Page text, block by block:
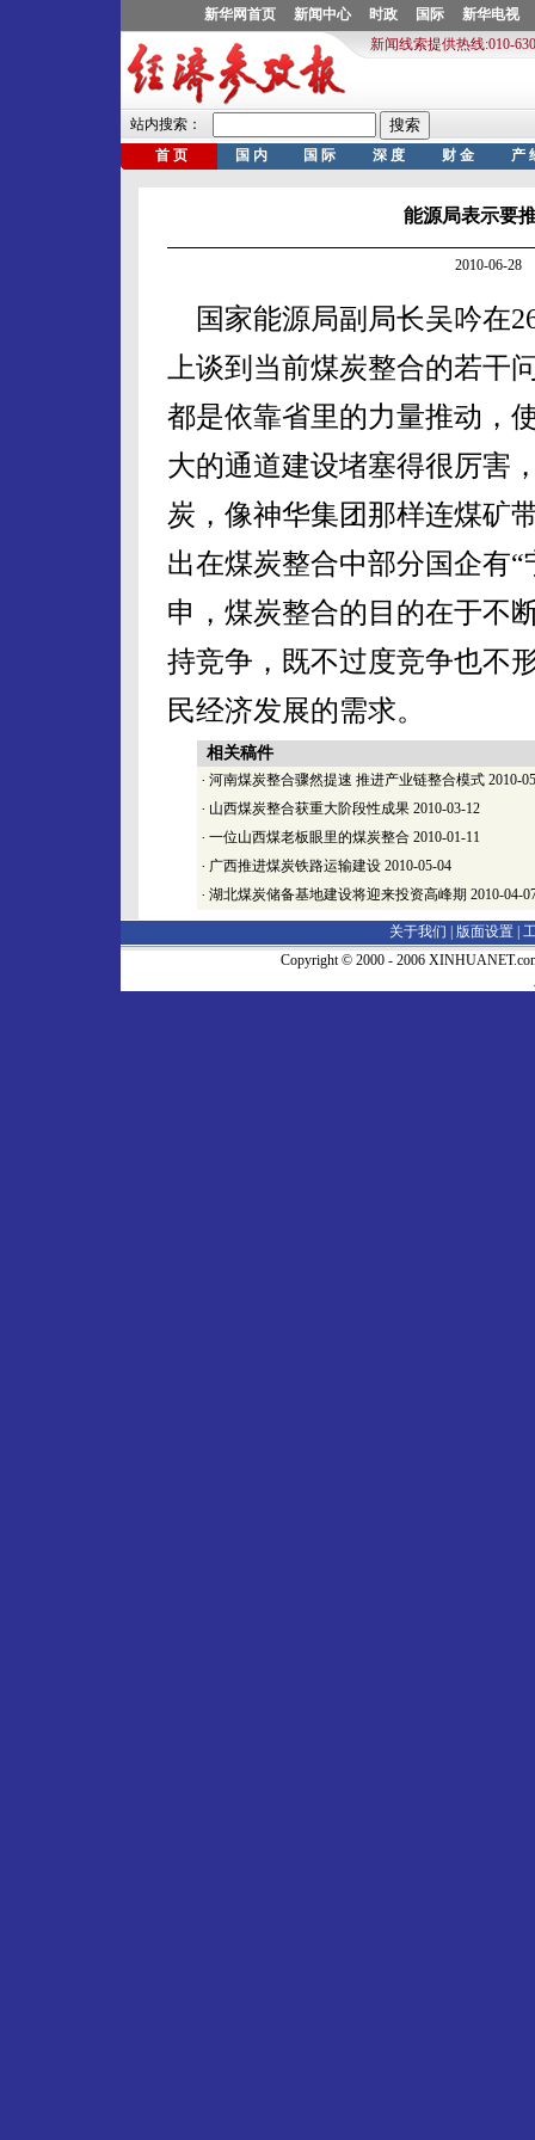
能源局表示要
2010-06-28
国家能源局副局长吴吟在
上谈到当前煤炭整合的若干
都是依靠省里的力量推动，
大的通道建设堵塞得很厉害
炭，像神华集团那样连煤矿
出在煤炭整合中部分国企有
申，煤炭整合的目的在于不
持竞争，既不过度竞争也不
民经济发展的需求。
相关稿件
· 河南煤炭整合骤然提速 推进产业链整合模式 2010-
· 山西煤炭整合获重大阶段性成果 2010-03-12
· 一位山西煤老板眼里的煤炭整合 2010-01-11
· 广西推进煤炭铁路运输建设 2010-05-04
· 湖北煤炭储备基地建设将迎来投资高峰期 2010-04-
关于我们 | 版面设置
Copyright © 2000 - 2006